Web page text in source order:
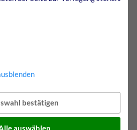
2022
der
im
bestätigen
auswählen